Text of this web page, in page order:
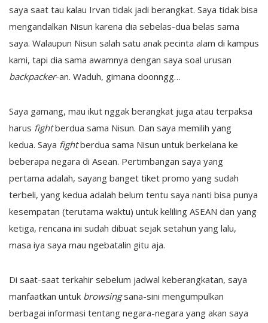
saya saat tau kalau Irvan tidak jadi berangkat. Saya tidak bisa
mengandalkan Nisun karena dia sebelas-dua belas sama
saya. Walaupun Nisun salah satu anak pecinta alam di kampus
kami, tapi dia sama awamnya dengan saya soal urusan
backpacker-an. Waduh, gimana doonngg…
Saya gamang, mau ikut nggak berangkat juga atau terpaksa
harus fightberdua sama Nisun. Dan saya memilih yang
kedua. Saya fightberdua sama Nisun untuk berkelana ke
beberapa negara di Asean. Pertimbangan saya yang
pertama adalah, sayang banget tiket promo yang sudah
terbeli, yang kedua adalah belum tentu saya nanti bisa punya
kesempatan (terutama waktu) untuk keliling ASEAN dan yang
ketiga, rencana ini sudah dibuat sejak setahun yang lalu,
masa iya saya mau ngebatalin gitu aja.
Di saat-saat terkahir sebelum jadwal keberangkatan, saya
manfaatkan untuk browsingsana-sini mengumpulkan
berbagai informasi tentang negara-negara yang akan saya